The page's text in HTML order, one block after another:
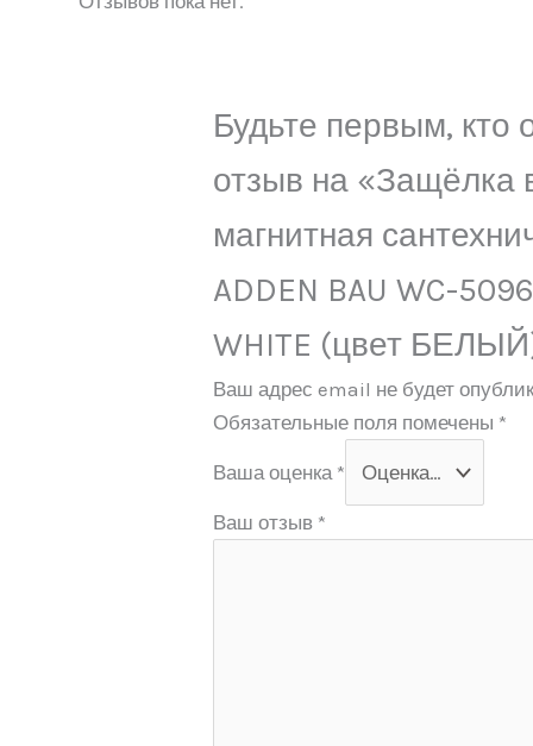
Будьте первым, кто
отзыв на «Защёлка
магнитная
ADDEN BAU WC-
WHITE (цвет
Ваш адрес email не будет
Обязательные поля помечены *
Ваша оценка *
Ваш отзыв *